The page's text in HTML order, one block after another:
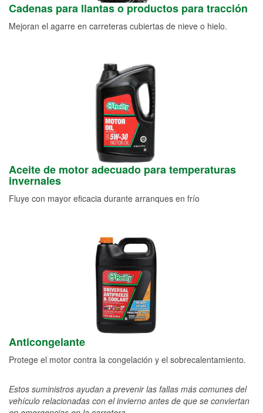
Cadenas para llantas o productos para tracción
Mejoran el agarre en carreteras cubiertas de nieve o hielo.
Aceite de motor adecuado para temperaturas
invernales
Fluye con mayor eficacia durante arranques en frío
Anticongelante
Protege el motor contra la congelación y el sobrecalentamiento.
Estos suministros ayudan a prevenir las fallas más comunes del
vehículo relacionadas con el invierno antes de que se conviertan